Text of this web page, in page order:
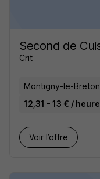
Second de
Crit
Montigny-le-
12,31 - 13 € / heure
Voir l’offre